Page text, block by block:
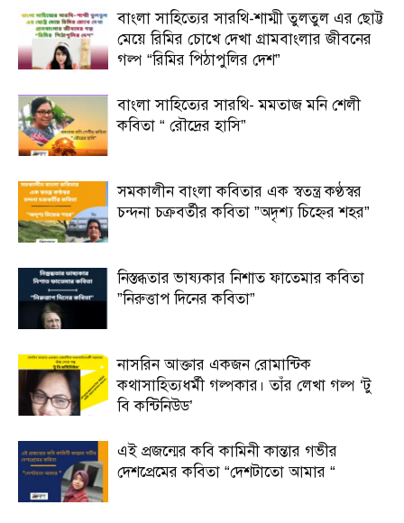
বাংলা সাহিত্যের সারথি-শাম্মী তুলতুল এর ছোট্ট
মেয়ে রিমির চোখে দেখা গ্রামবাংলার জীবনের
গল্প “রিমির পিঠাপুলির দেশ”
বাংলা সাহিত্যের সারথি- মমতাজ মনি শেলী
কবিতা “ রৌদ্রের হাসি”
সমকালীন বাংলা কবিতার এক স্বতন্ত্র কণ্ঠস্বর
চন্দনা চক্রবর্তীর কবিতা ”অদৃশ্য চিহ্নের শহর”
নিস্তব্ধতার ভাষ্যকার নিশাত ফাতেমার কবিতা
”নিরুত্তাপ দিনের কবিতা”
নাসরিন আক্তার একজন রোমান্টিক
কথাসাহিত্যধর্মী গল্পকার। তাঁর লেখা গল্প ‘টু
বি কন্টিনিউড’
এই প্রজন্মের কবি কামিনী কান্তার গভীর
দেশপ্রেমের কবিতা “দেশটাতো আমার “